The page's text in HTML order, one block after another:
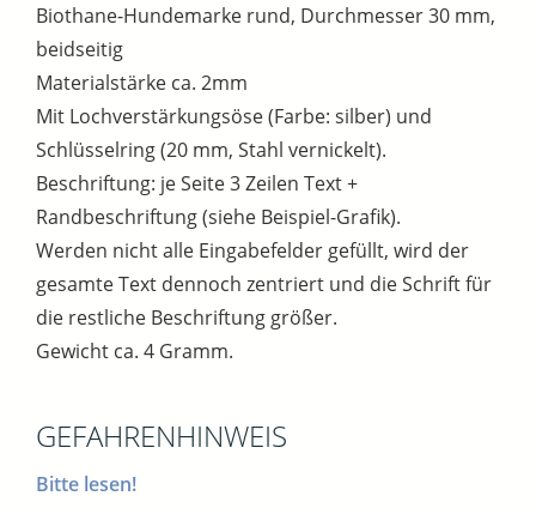
Biothane-Hundemarke rund, Durchmesser 30 mm,
beidseitig
Materialstärke ca. 2mm
Mit Lochverstärkungsöse (Farbe: silber) und
Schlüsselring (20 mm, Stahl vernickelt).
Beschriftung: je Seite 3 Zeilen Text +
Randbeschriftung (siehe Beispiel-Grafik).
Werden nicht alle Eingabefelder gefüllt, wird der
gesamte Text dennoch zentriert und die Schrift für
die restliche Beschriftung größer.
Gewicht ca. 4 Gramm.
GEFAHRENHINWEIS
Bitte lesen!